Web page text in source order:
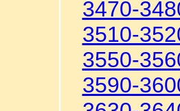
3470-
3510-
3550-
3590-